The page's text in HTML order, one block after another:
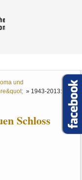
und
» 1943-2013:
Schloss